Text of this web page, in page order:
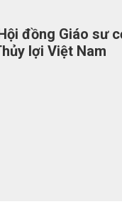
đồng Giáo sư
lợi Việt Nam